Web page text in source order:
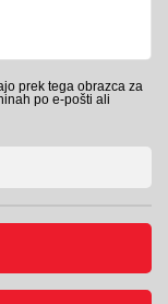
prek tega obrazca za
po e-pošti ali